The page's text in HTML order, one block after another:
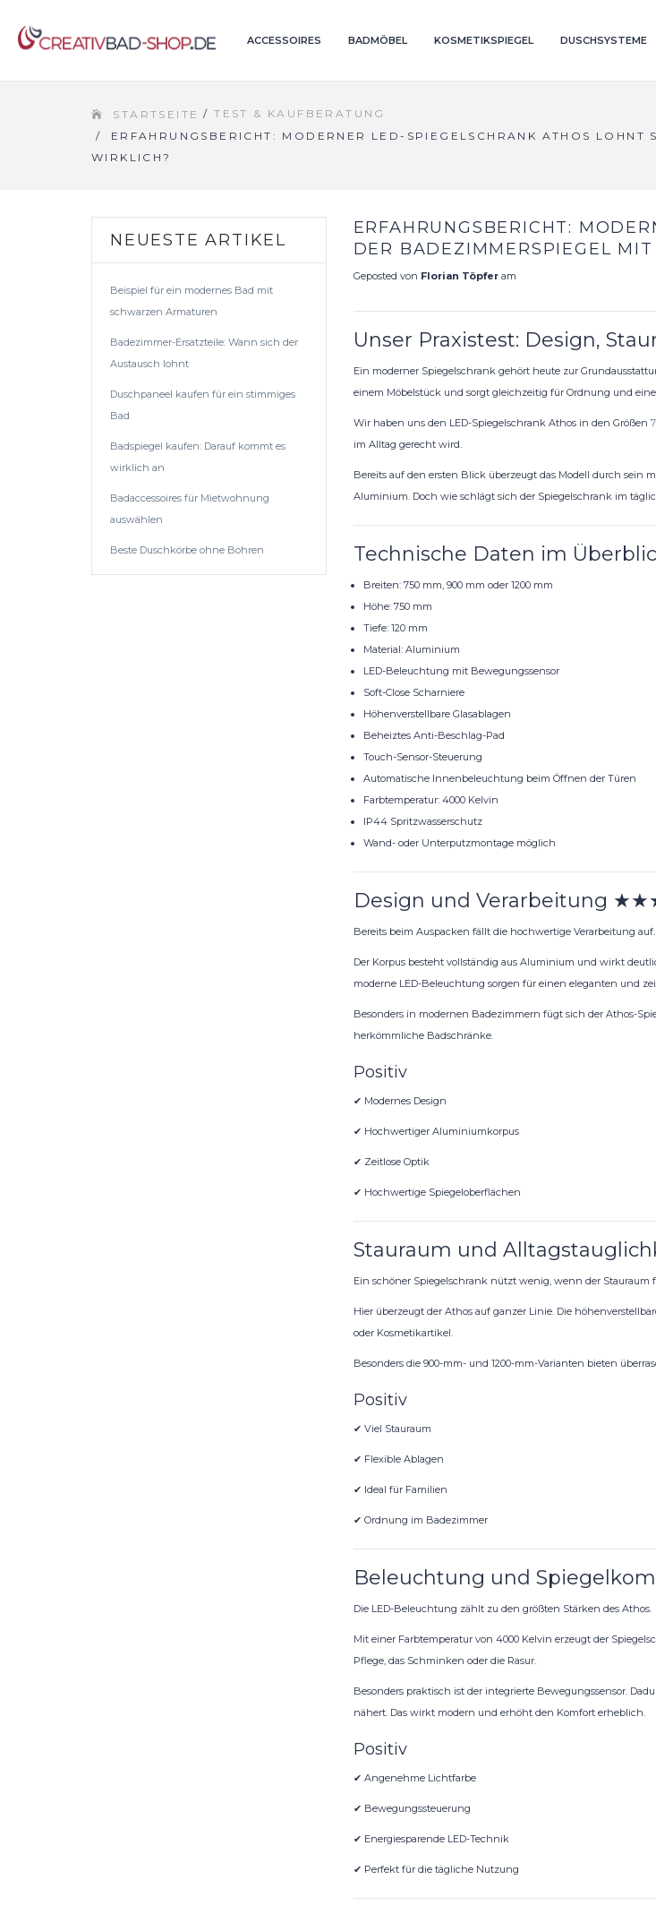
ACCESSOIRES BADMÖBEL KOSMETIKSPIEGEL DUSCHSYSTEME
STARTSEITE / TEST & KAUFBERATUNG
/
ERFAHRUNGSBERICHT: MODERNER LED-SPIEGELSCHRANK ATHOS
WIRKLICH?
NEUESTE ARTIKEL
Beispiel für ein modernes Bad mit
schwarzen Armaturen
Badezimmer-Ersatzteile: Wann sich der
Austausch lohnt
Duschpaneel kaufen für ein stimmiges
Bad
Badspiegel kaufen: Darauf kommt es
wirklich an
Badaccessoires für Mietwohnung
auswählen
Beste Duschkörbe ohne Bohren
ERFAHRUNGSBERICHT:
DER BADEZIMMERSPIEGEL
Geposted von Florian Töpferam
Unser Praxistest: Design,
Ein moderner Spiegelschrank gehört heute zur
einem Möbelstück und sorgt gleichzeitig für Ordnung und
Wir haben uns den LED-Spiegelschrank Athos in den Größen
im Alltag gerecht wird.
Bereits auf den ersten Blick überzeugt das Modell durch sein
Aluminium. Doch wie schlägt sich der Spiegelschrank im
Technische Daten im
Breiten: 750 mm, 900 mm oder 1200 mm
Höhe: 750 mm
Tiefe: 120 mm
Material: Aluminium
LED-Beleuchtung mit Bewegungssensor
Soft-Close Scharniere
Höhenverstellbare Glasablagen
Beheiztes Anti-Beschlag-Pad
Touch-Sensor-Steuerung
Automatische Innenbeleuchtung beim Öffnen der Türen
Farbtemperatur: 4000 Kelvin
IP44 Spritzwasserschutz
Wand- oder Unterputzmontage möglich
Design und Verarbeitung
Bereits beim Auspacken fällt die hochwertige Verarbeitung auf.
Der Korpus besteht vollständig aus Aluminium und wirkt
moderne LED-Beleuchtung sorgen für einen eleganten und
Besonders in modernen Badezimmern fügt sich der Athos-
herkömmliche Badschränke.
Positiv
✔ Modernes Design
✔ Hochwertiger Aluminiumkorpus
✔ Zeitlose Optik
✔ Hochwertige Spiegeloberflächen
Stauraum und
Ein schöner Spiegelschrank nützt wenig, wenn der Stauraum
Hier überzeugt der Athos auf ganzer Linie. Die
oder Kosmetikartikel.
Besonders die 900-mm- und 1200-mm-Varianten bieten
Positiv
✔ Viel Stauraum
✔ Flexible Ablagen
✔ Ideal für Familien
✔ Ordnung im Badezimmer
Beleuchtung und
Die LED-Beleuchtung zählt zu den größten Stärken des Athos.
Mit einer Farbtemperatur von 4000 Kelvin erzeugt der
Pflege, das Schminken oder die Rasur.
Besonders praktisch ist der integrierte Bewegungssensor.
nähert. Das wirkt modern und erhöht den Komfort erheblich.
Positiv
✔ Angenehme Lichtfarbe
✔ Bewegungssteuerung
✔ Energiesparende LED-Technik
✔ Perfekt für die tägliche Nutzung